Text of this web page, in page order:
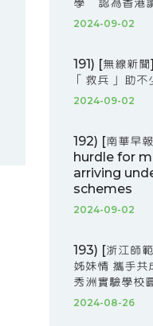
2024-09-02
191) [無線新
「救兵」 助
2024-09-02
192) [南華
hurdle for
arriving
schemes
2024-09-02
193) [浙江師
姊妹情 攜手
秀洲實驗學校
2024-08-26